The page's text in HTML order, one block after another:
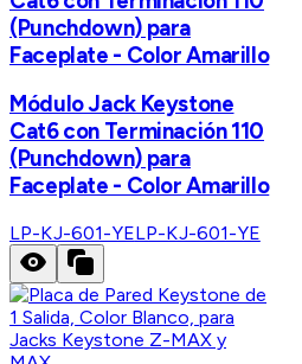
(Punchdown) para
Faceplate - Color Amarillo
Módulo Jack Keystone
Cat6 con Terminación 110
(Punchdown) para
Faceplate - Color Amarillo
LP-KJ-601-YELP-KJ-601-YE